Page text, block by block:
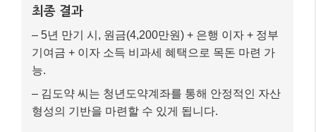
최종 결과
– 5년 만기 시, 원금(4,200만원) + 은행 이자 + 정부
기여금 + 이자 소득 비과세 혜택으로 목돈 마련 가
능.
– 김도약 씨는 청년도약계좌를 통해 안정적인 자산
형성의 기반을 마련할 수 있게 됩니다.